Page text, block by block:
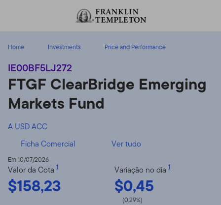
Home Investments Price and Performance
IE00BF5LJ272
FTGF ClearBridge Emerging
Markets Fund
A USD ACC
Ficha Comercial
Ver tudo
Em 10/07/2026
Valor da Cota 1
$158,23
Variação no dia 1
$0,45
(0,29%)